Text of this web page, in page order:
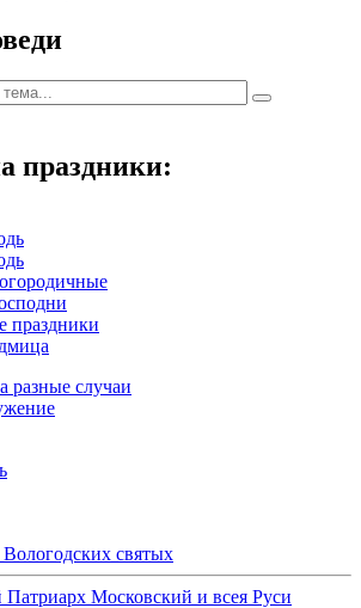
праздники:
праздники
разные случаи
святых
Московский и всея Руси